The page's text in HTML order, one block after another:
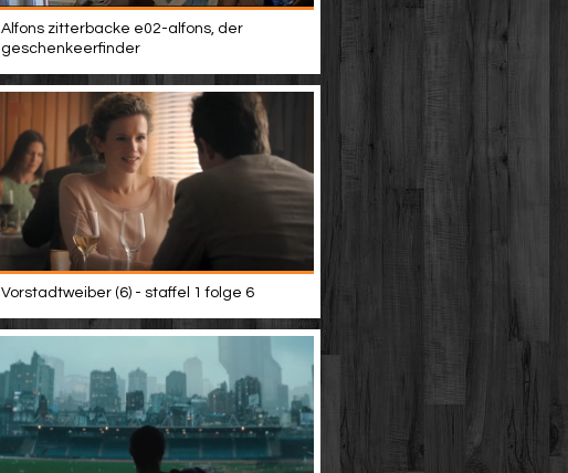
Alfons zitterbacke e02-alfons, der
geschenkeerfinder
Vorstadtweiber (6) - staffel 1 folge 6